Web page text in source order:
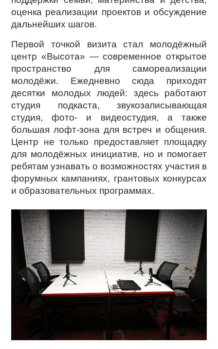
оценка реализации проектов и обсуждение
дальнейших шагов.
Первой точкой визита стал молодёжный
центр «Высота» — современное открытое
пространство для самореализации
молодёжи. Ежедневно сюда приходят
десятки молодых людей: здесь работают
студия подкаста, звукозаписывающая
студия, фото- и видеостудия, а также
большая лофт-зона для встреч и общения.
Центр не только предоставляет площадку
для молодёжных инициатив, но и помогает
ребятам узнавать о возможностях участия в
форумных кампаниях, грантовых конкурсах
и образовательных программах.